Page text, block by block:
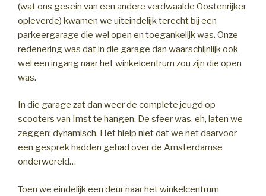
(wat ons gesein van een andere verdwaalde Oostenrijker
opleverde) kwamen we uiteindelijk terecht bij een
parkeergarage die wel open en toegankelijk was. Onze
redenering was dat in die garage dan waarschijnlijk ook
wel een ingang naar het winkelcentrum zou zijn die open
was.
In die garage zat dan weer de complete jeugd op
scooters van Imst te hangen. De sfeer was, eh, laten we
zeggen: dynamisch. Het hielp niet dat we net daarvoor
een gesprek hadden gehad over de Amsterdamse
onderwereld…
Toen we eindelijk een deur naar het winkelcentrum